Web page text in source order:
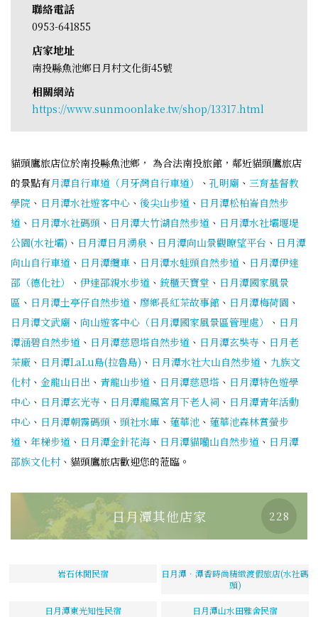
聯絡電話
0953-641855
店家地址
南投縣魚池鄉日月村文化街45號
相關網站
https://www.sunmoonlake.tw/shop/13317.html
貓頭鷹旅店位於南投縣魚池鄉， 為合法南投旅館，鄰近貓頭鷹旅店
的景點有月潭自行車道（月牙灣自行車道） 、 孔明廟 、 三育基督教
學院 、 日月潭水社遊客中心 、 後尖山步道 、 日月潭松柏崙自然步
道 、 日月潭水社碼頭 、 日月潭大竹湖自然步道 、 日月潭水社壩堰堤
公園(水社壩) 、 日月潭日月湧泉 、 日月潭向山景觀瞭望平台 、 日月潭
向山自行車道 、 日月潭纜車 、 日月潭水蛙頭自然步道 、 日月潭伊達
邵（德化社）
、 伊達邵親水步道 、 銃櫃天寶堂 、 日月潭國家風景
區 、 日月潭土亭仔自然步道 、 廖鄉長紅茶故事館 、 日月潭梅荷園 、
日月潭文武廟 、 向山遊客中心（日月潭國家風景區管理處） 、 日月
潭涵碧自然步道 、 日月潭慈恩塔自然步道 、 日月潭玄奘寺 、 日月老
茶廠 、 日月潭LaLu島(拉魯島) 、 日月潭水社大山自然步道 、 九族文
化村 、 金龍山日出 、 青龍山步道 、 日月潭慈恩塔 、 日月潭特色遊學
中心 、 日月潭玄光寺 、 日月潭龍鳳宮月下老人祠 、 日月潭青年活動
中心 、 日月潭朝霧碼頭 、 頭社水庫 、 蓮華池 、 蓮華池森林賞螢步
道 、 年梯步道 、 日月潭金針花海 、 日月潭貓囒山自然步道 、 日月潭
邵族文化村 、貓頭鷹旅店歡迎您的蒞臨。
日月潭其他店家 228
岩石休閒民宿
日月潭．潭香時尚精緻渡假旅店(水社碼
頭)
日月潭東光知性民宿 日月潭山水田雅舍民宿